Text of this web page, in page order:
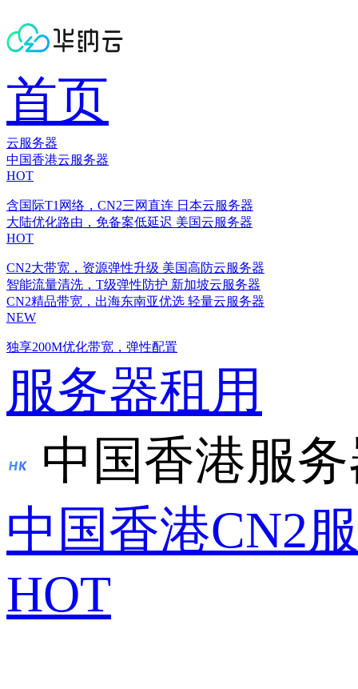
首页
云服务器
中国香港云服务器
HOT
含国际T1网络，CN2三网直连 日本云服务器
大陆优化路由，免备案低延迟 美国云服务器
HOT
CN2大带宽，资源弹性升级 美国高防云服务器
智能流量清洗，T级弹性防护 新加坡云服务器
CN2精品带宽，出海东南亚优选 轻量云服务器
NEW
独享200M优化带宽，弹性配置
服务器租用
中国香港服
中国香港CN2
HOT